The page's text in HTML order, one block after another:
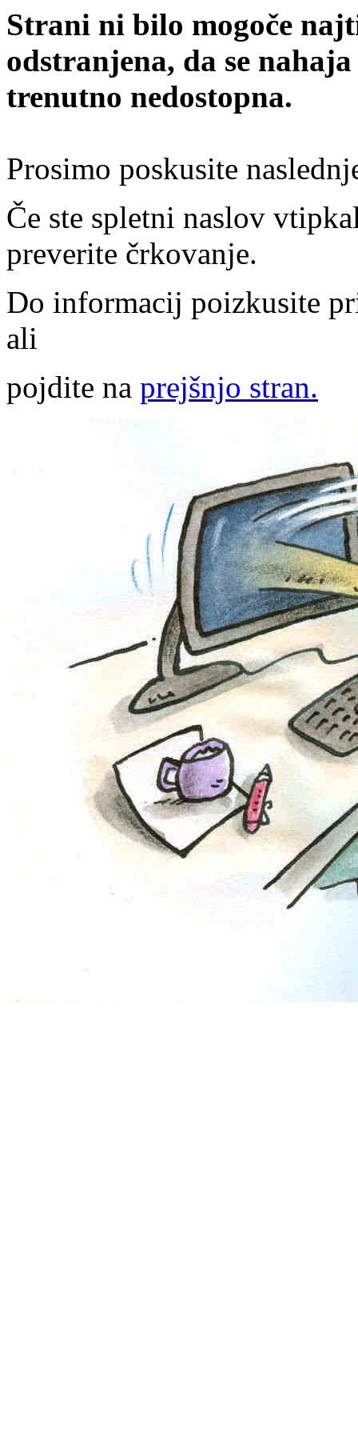
Strani ni bilo mogoče
odstranjena, da se
trenutno nedostopna.
Prosimo poskusite
Če ste spletni naslov
preverite črkovanje.
Do informacij poizkusite
ali
pojdite na prejšnjo stran.